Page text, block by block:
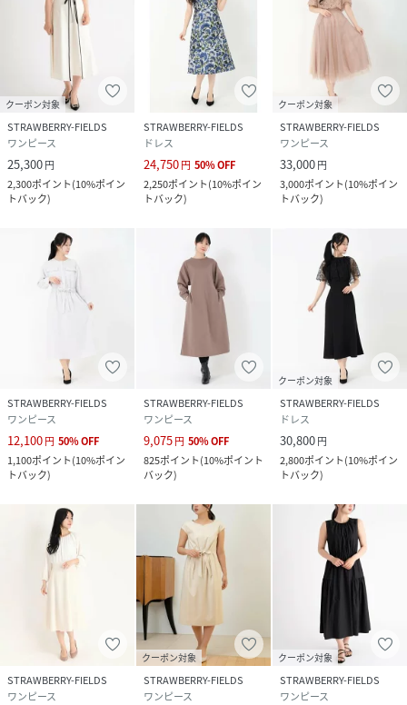
クーポン対象
STRAWBERRY-FIELDS
ワンピース
25,300円
2,300ポイント(10%ポイン
トバック)
STRAWBERRY-FIELDS
ドレス
24,750円 50%OFF
2,250ポイント(10%ポイン
トバック)
クーポン対象
STRAWBERRY-FIELDS
ワンピース
33,000円
3,000ポイント(10%ポイン
トバック)
STRAWBERRY-FIELDS
ワンピース
12,100円 50%OFF
1,100ポイント(10%ポイン
トバック)
STRAWBERRY-FIELDS
ワンピース
9,075円 50%OFF
825ポイント(10%ポイント
バック)
クーポン対象
STRAWBERRY-FIELDS
ドレス
30,800円
2,800ポイント(10%ポイン
トバック)
STRAWBERRY-FIELDS
ワンピース
クーポン対象
STRAWBERRY-FIELDS
ワンピース
クーポン対象
STRAWBERRY-FIELDS
ワンピース